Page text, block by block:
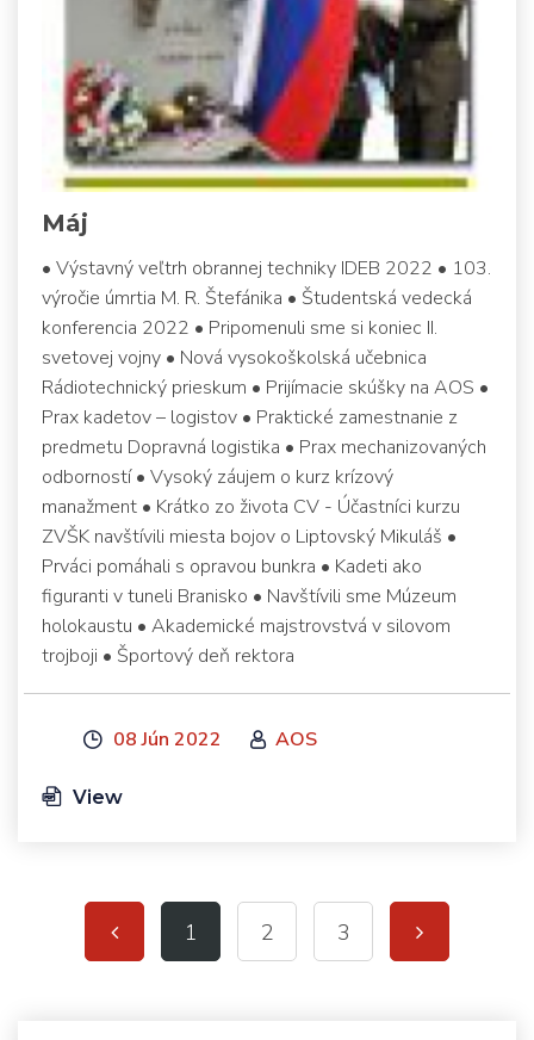
Máj
• Výstavný veľtrh obrannej techniky IDEB 2022 • 103.
výročie úmrtia M. R. Štefánika • Študentská vedecká
konferencia 2022 • Pripomenuli sme si koniec II.
svetovej vojny • Nová vysokoškolská učebnica
Rádiotechnický prieskum • Prijímacie skúšky na AOS •
Prax kadetov – logistov • Praktické zamestnanie z
predmetu Dopravná logistika • Prax mechanizovaných
odborností • Vysoký záujem o kurz krízový
manažment • Krátko zo života CV - Účastníci kurzu
ZVŠK navštívili miesta bojov o Liptovský Mikuláš •
Prváci pomáhali s opravou bunkra • Kadeti ako
figuranti v tuneli Branisko • Navštívili sme Múzeum
holokaustu • Akademické majstrovstvá v silovom
trojboji • Športový deň rektora
08 Jún 2022 AOS
View
1 2 3